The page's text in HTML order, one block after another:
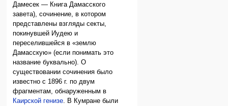
Дамесек — Книга Дамасского
завета), сочинение, в котором
представлены взгляды секты,
покинувшей Иудею и
переселившейся в «землю
Дамасскую» (если понимать это
название буквально). О
существовании сочинения было
известно с 1896 г. по двум
фрагментам, обнаруженным в
Каирской генизе . В Кумране были